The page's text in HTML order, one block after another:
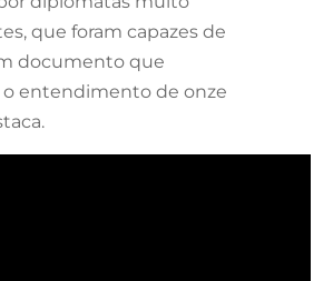
que foram capazes de
documento que
o entendimento de onze